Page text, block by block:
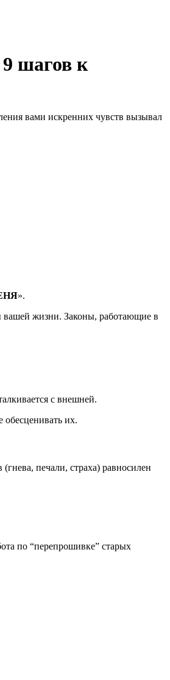
шагов к
вами искренних чувств вызывал
».
вашей жизни. Законы, работающие в
с внешней.
их.
печали, страха) равносилен
по “перепрошивке” старых